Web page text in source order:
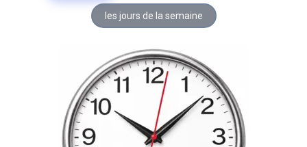
les jours de la semaine